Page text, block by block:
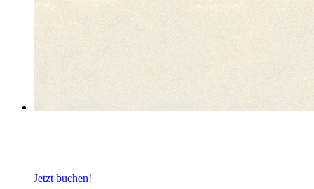
Jetzt buchen!